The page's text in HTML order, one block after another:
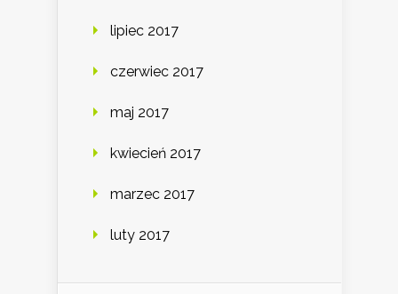
lipiec 2017
czerwiec 2017
maj 2017
kwiecień 2017
marzec 2017
luty 2017